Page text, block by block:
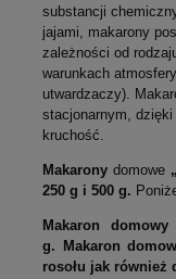
substancji
jajami, makarony
zależności od
warunkach
utwardzaczy).
stacjonarnym,
kruchość.
Makaronydomowe
250 g i 500 g.
Makaron
g. Makaron
rosołu jak również